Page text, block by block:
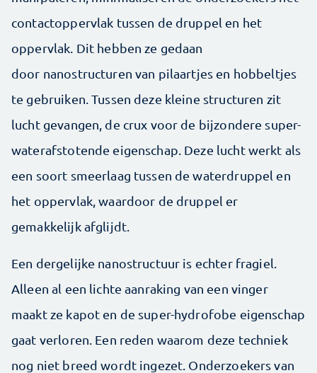
contactoppervlak tussen de druppel en het
oppervlak. Dit hebben ze gedaan
door nanostructuren van pilaartjes en hobbeltjes
te gebruiken. Tussen deze kleine structuren zit
lucht gevangen, de crux voor de bijzondere super-
waterafstotende eigenschap. Deze lucht werkt als
een soort smeerlaag tussen de waterdruppel en
het oppervlak, waardoor de druppel er
gemakkelijk afglijdt.
Een dergelijke nanostructuur is echter fragiel.
Alleen al een lichte aanraking van een vinger
maakt ze kapot en de super-hydrofobe eigenschap
gaat verloren. Een reden waarom deze techniek
nog niet breed wordt ingezet. Onderzoekers van